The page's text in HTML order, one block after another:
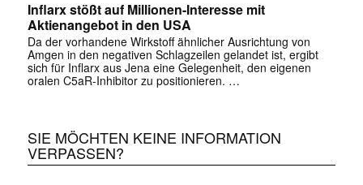
Inflarx stößt auf Millionen-Interesse mit
Aktienangebot in den USA
Da der vorhandene Wirkstoff ähnlicher Ausrichtung von
Amgen in den negativen Schlagzeilen gelandet ist, ergibt
sich für Inflarx aus Jena eine Gelegenheit, den eigenen
oralen C5aR-Inhibitor zu positionieren. …
SIE MÖCHTEN KEINE INFORMATION
VERPASSEN?